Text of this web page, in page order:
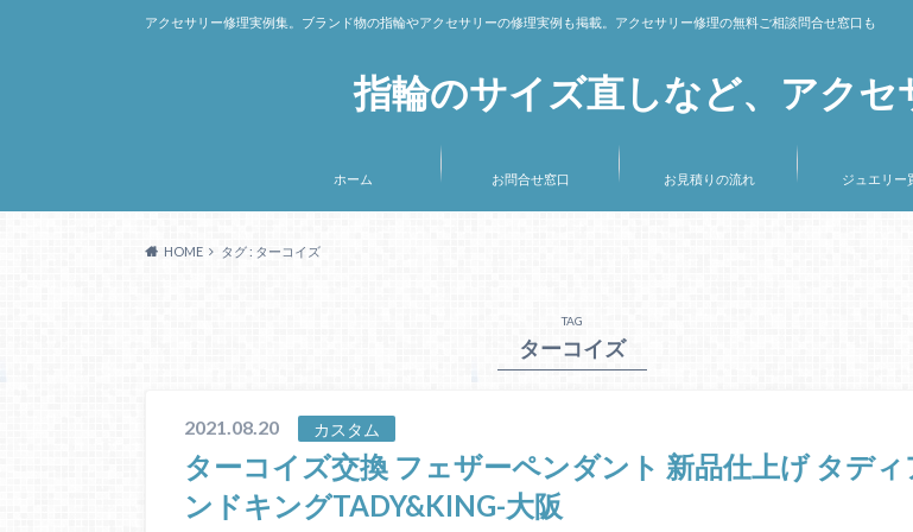
指輪のサイズ直しなど、アクセ
アクセサリー修理実例集。ブランド物の指輪やアクセサリーの修理実例も掲載。アクセサリー修理の無料ご相談問合せ窓口も
ホーム お問合せ窓口 お見積りの流れ ジュエリー
HOME タグ : ターコイズ
TAG
ターコイズ
2021.08.20 カスタム
ターコイズ交換 フェザーペンダント 新品仕上げ タディ
ンドキングTADY&KING-大阪